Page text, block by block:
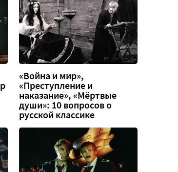
«Война и мир»,
«Преступление и
наказание», «Мёртвые
души»: 10 вопросов о
русской классике